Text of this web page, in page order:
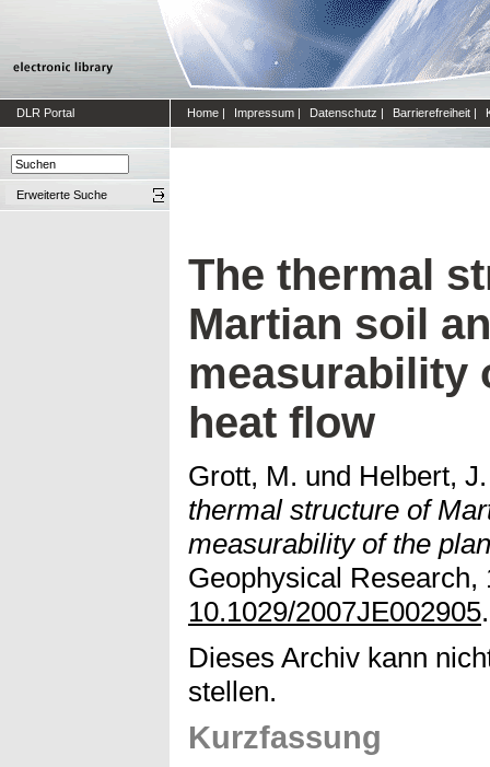
DLR Portal Home | Impressum | Datenschutz | Barrierefreiheit |
Erweiterte Suche
The thermal
Martian soil
measurability
heat flow
Grott, M. und Helbert, J.
thermal structure of
measurability of the
Geophysical Research,
10.1029/2007JE002905.
Dieses Archiv kann
stellen.
Kurzfassung